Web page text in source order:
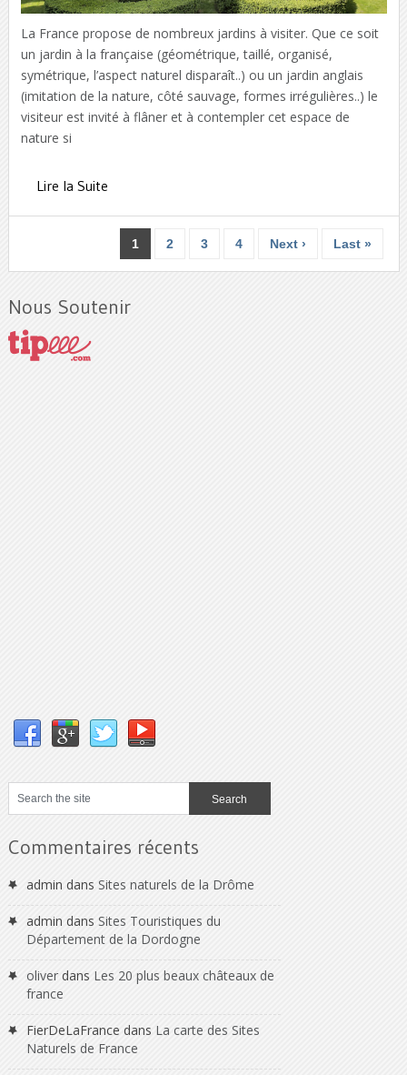
La France propose de nombreux jardins à visiter. Que ce soit
un jardin à la française (géométrique, taillé, organisé,
symétrique, l’aspect naturel disparaît..) ou un jardin anglais
(imitation de la nature, côté sauvage, formes irrégulières..) le
visiteur est invité à flâner et à contempler cet espace de
nature si
Lire la Suite
1 2 3 4 Next › Last »
Nous Soutenir
Commentaires récents
admin dans Sites naturels de la Drôme
admin dans Sites Touristiques du
Département de la Dordogne
oliverdans Les 20 plus beaux châteaux de
france
FierDeLaFrance dans La carte des Sites
Naturels de France